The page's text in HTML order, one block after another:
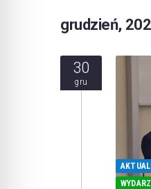
grudzień,
30
gru